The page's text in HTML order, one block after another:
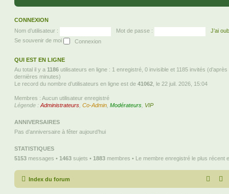
CONNEXION
Nom d’utilisateur :
Mot de passe :
J’ai
Se souvenir de moi
QUI EST EN LIGNE
Au total il y a 1186 utilisateurs en ligne : 1 enregistré, 0 invisible et 1185 invités
dernières minutes)
Le record du nombre d’utilisateurs en ligne est de 41062 , le 22 juil. 2026, 15:04
Membres : Aucun utilisateur enregistré
Légende : Administrateurs Co-Admin Modérateurs VIP
ANNIVERSAIRES
Pas d’anniversaire à fêter aujourd’hui
STATISTIQUES
5153 messages • 1463 sujets • 1883 membres • Le membre enregistré le plus récent
Index du forum